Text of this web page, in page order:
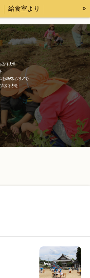
給食室より »